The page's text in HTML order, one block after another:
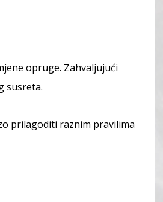
opruge. Zahvaljujući
susreta.
prilagoditi raznim pravilima